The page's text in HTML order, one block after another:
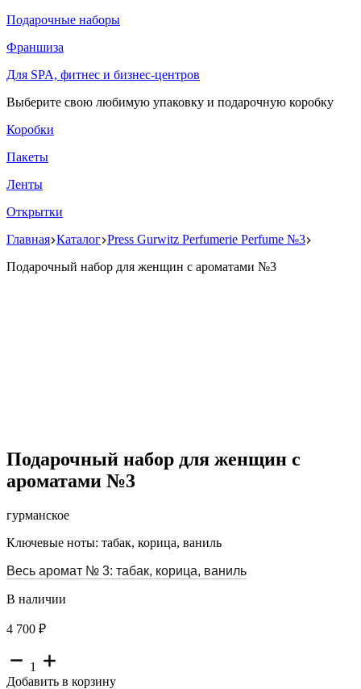
Подарочные наборы
Франшиза
Для SPA, фитнес и бизнес-центров
Выберите свою любимую упаковку и подарочную коробку
Коробки
Пакеты
Ленты
Открытки
Главная Каталог Press Gurwitz Perfumerie Perfume №3
Подарочный набор для женщин с ароматами №3
Подарочный набор для женщин с
ароматами №3
гурманское
Ключевые ноты: табак, корица, ваниль
Весь аромат № 3: табак, корица, ваниль
В наличии
4 700 ₽
1
Добавить в корзину